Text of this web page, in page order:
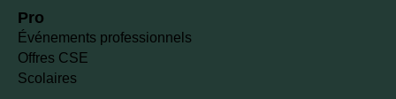
Pro
Événements professionnels
Offres CSE
Scolaires